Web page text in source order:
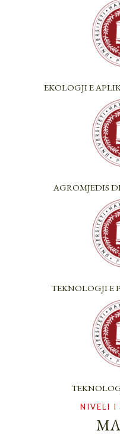
EKOLOGJI E
AGROMJEDIS
TEKNOLOGJI E
NIVELI I